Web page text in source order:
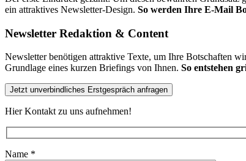
ein attraktives Newsletter-Design. So werden Ihre E-Mail
Newsletter Redaktion & Content
Newsletter benötigen attraktive Texte, um Ihre Botschaften
Grundlage eines kurzen Briefings von Ihnen. So entstehen
Jetzt unverbindliches Erstgespräch anfragen
Hier Kontakt zu uns aufnehmen!
Name *